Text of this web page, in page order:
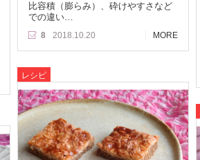
比容積（膨らみ）、砕けやすさなど
での違い…
8 2018.10.20 MORE
レシピ